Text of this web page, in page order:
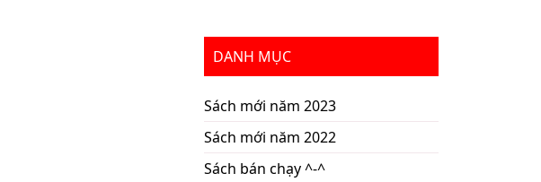
DANH MỤC
Sách mới năm 2023
Sách mới năm 2022
Sách bán chạy ^-^